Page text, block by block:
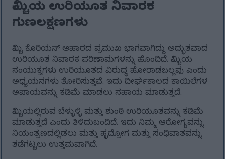
ಕಿಮ್ಚಿಯ ಉರಿಯೂತ ನಿವಾರಕ
ಗುಣಲಕ್ಷಣಗಳು
ಕಿಮ್ಚಿ ಕೊರಿಯನ್ ಆಹಾರದ ಪ್ರಮುಖ ಭಾಗವಾಗಿದ್ದು ಅದ್ಭುತವಾದ
ಉರಿಯೂತ ನಿವಾರಕ ಪರಿಣಾಮಗಳನ್ನು ಹೊಂದಿದೆ. ಕಿಮ್ಚಿಯ
ಸಂಯುಕ್ತಗಳು ಉರಿಯೂತದ ವಿರುದ್ಧ ಹೋರಾಡಬಲ್ಲವು ಎಂದು
ಅಧ್ಯಯನಗಳು ತೋರಿಸುತ್ತವೆ. ಇದು ದೀರ್ಘಕಾಲದ ಕಾಯಿಲೆಗಳ
ಅಪಾಯವನ್ನು ಕಡಿಮೆ ಮಾಡಲು ಸಹಾಯ ಮಾಡುತ್ತದೆ.
ಕಿಮ್ಚಿಯಲ್ಲಿರುವ ಬೆಳ್ಳುಳ್ಳಿ ಮತ್ತು ಶುಂಠಿ ಉರಿಯೂತವನ್ನು ಕಡಿಮೆ
ಮಾಡುತ್ತದೆ ಎಂದು ತಿಳಿದುಬಂದಿದೆ. ಇದು ನಿಮ್ಮ ಆರೋಗ್ಯವನ್ನು
ನಿಯಂತ್ರಣದಲ್ಲಿಡಲು ಮತ್ತು ಹೃದ್ರೋಗ ಮತ್ತು ಸಂಧಿವಾತವನ್ನು
ತಡೆಗಟ್ಟಲು ಉತ್ತಮವಾಗಿದೆ.